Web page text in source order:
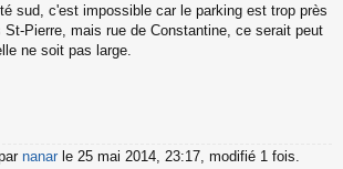
sud, c'est impossible car le parking est trop près
Pierre, mais rue de Constantine, ce serait peut
ne soit pas large.
nanar le 25 mai 2014, 23:17, modifié 1 fois.